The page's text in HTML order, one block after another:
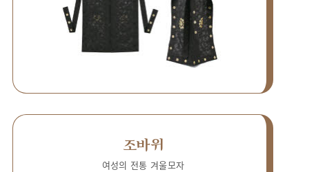
조바위
여성의 전통 겨울모자